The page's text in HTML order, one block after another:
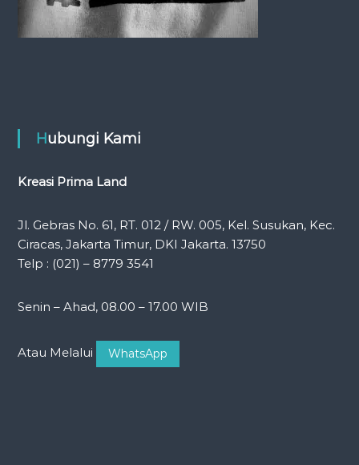
Hubungi Kami
Kreasi Prima Land
Jl. Gebras No. 61, RT. 012 / RW. 005, Kel. Susukan, Kec.
Ciracas, Jakarta Timur, DKI Jakarta. 13750
Telp : (021) – 8779 3541
Senin – Ahad, 08.00 – 17.00 WIB
Atau Melalui WhatsApp